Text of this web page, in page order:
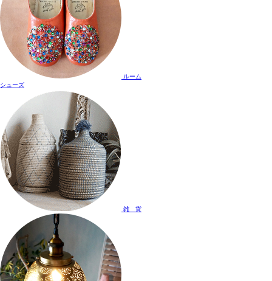
ルーム
シューズ
雑 貨